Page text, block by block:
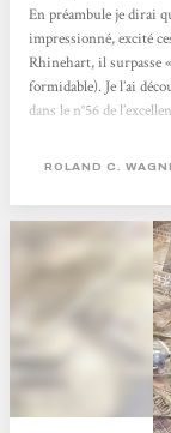
En préambule je dirai
impressionné, excité
Rhinehart, il surpasse
formidable). Je l’ai
dans le n°56 de
‘uchronie Rock’
ROLAND C.